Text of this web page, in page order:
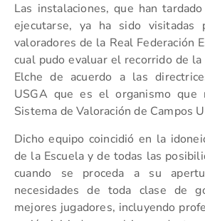
Las instalaciones, que han
ejecutarse, ya ha sido visitadas
valoradores de la Real Federación
cual pudo evaluar el recorrido de
Elche de acuerdo a las
USGA que es el organismo
Sistema de Valoración de Campos
Dicho equipo coincidió en la
de la Escuela y de todas las
cuando se proceda a su
necesidades de toda clase de
mejores jugadores, incluyendo